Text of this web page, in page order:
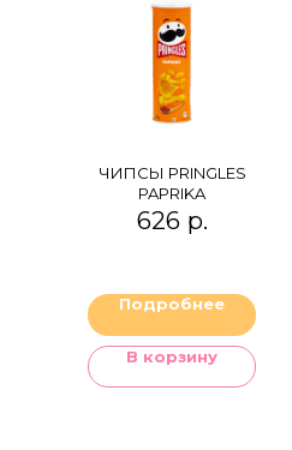
ЧИПСЫ PRINGLES
PAPRIKA
626 р.
Подробнее
В корзину